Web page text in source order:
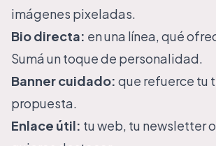
imágenes pixeladas.
Bio directa: en una línea, qué
Sumá un toque de personalidad.
Banner cuidado: que refuerce tu
propuesta.
Enlace útil: tu web, tu newsletter